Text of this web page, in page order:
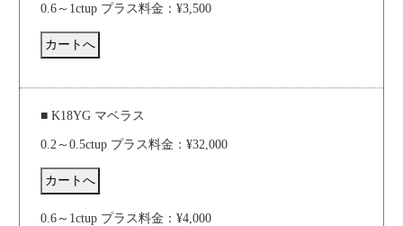
0.6～1ctup プラス料金：¥3,500
■ K18YG マベラス
0.2～0.5ctup プラス料金：¥32,000
0.6～1ctup プラス料金：¥4,000